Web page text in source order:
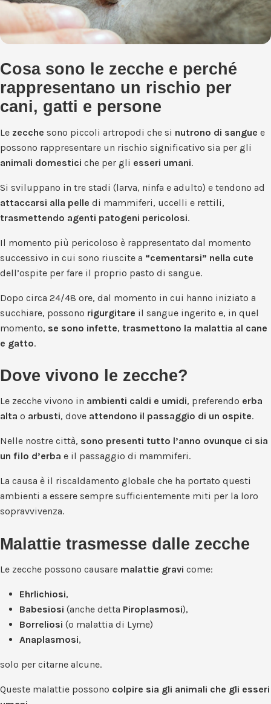
Cosa sono le zecche e perché
rappresentano un rischio per
cani, gatti e persone
Le zecche sono piccoli artropodi che si nutrono di sangue e
possono rappresentare un rischio significativo sia per gli
animali domestici che per gli esseri umani.
Si sviluppano in tre stadi (larva, ninfa e adulto) e tendono ad
attaccarsi alla pelle di mammiferi, uccelli e rettili,
trasmettendo agenti patogeni pericolosi.
Il momento più pericoloso è rappresentato dal momento
successivo in cui sono riuscite a “cementarsi” nella cute
dell’ospite per fare il proprio pasto di sangue.
Dopo circa 24/48 ore, dal momento in cui hanno iniziato a
succhiare, possono rigurgitare il sangue ingerito e, in quel
momento, se sono infette, trasmettono la malattia al cane
e gatto.
Dove vivono le zecche?
Le zecche vivono in ambienti caldi e umidi, preferendo erba
alta o arbusti, dove attendono il passaggio di un ospite.
Nelle nostre città, sono presenti tutto l’anno ovunque ci sia
un filo d’erba e il passaggio di mammiferi.
La causa è il riscaldamento globale che ha portato questi
ambienti a essere sempre sufficientemente miti per la loro
sopravvivenza.
Malattie trasmesse dalle zecche
Le zecche possono causare malattie gravi come:
Ehrlichiosi,
Babesiosi (anche detta Piroplasmosi),
Borreliosi (o malattia di Lyme)
Anaplasmosi,
solo per citarne alcune.
Queste malattie possono colpire sia gli animali che gli esseri